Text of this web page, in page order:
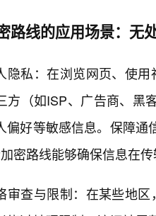
路线的应用场景：无
隐私：在浏览网页、使
方（如ISP、广告商、黑
偏好等敏感信息。保障
密路线能够确保信息在
审查与限制：在某些地